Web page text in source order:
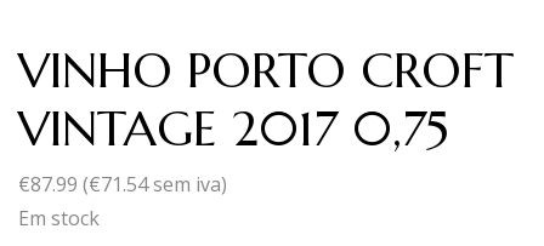
VINHO PORTO CROFT
VINTAGE 2017 0,75
€87.99 (€71.54sem iva)
Em stock